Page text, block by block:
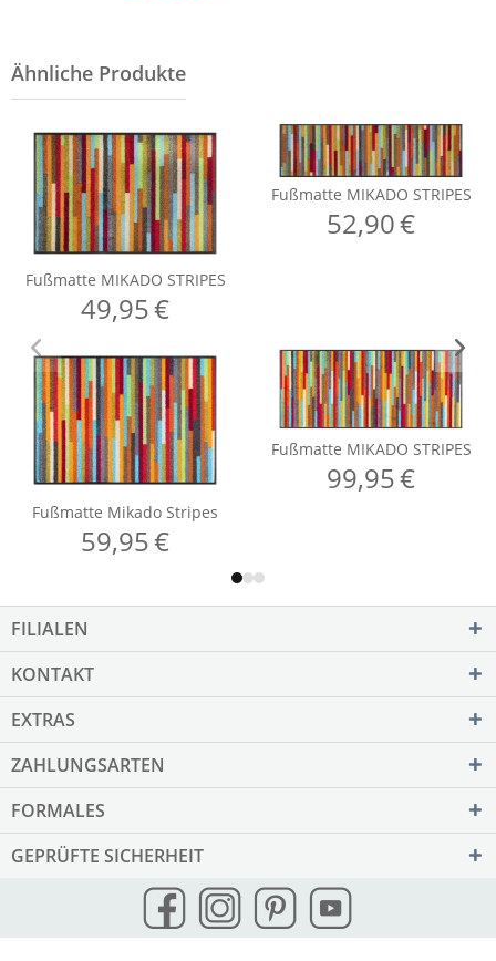
FILIALEN
KONTAKT
EXTRAS
ZAHLUNGSARTEN
FORMALES
GEPRÜFTE SICHERHEIT